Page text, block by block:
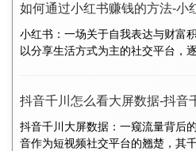
如何通过小红书赚钱的方法-小
小红书：一场关于自我表达与财富
以分享生活方式为主的社交平台，
抖音千川怎么看大屏数据-抖音
抖音千川大屏数据：一窥流量背后
音作为短视频社交平台的翘楚，其